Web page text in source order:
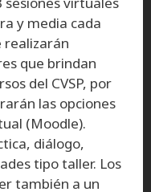
y media cada
realizarán
que brindan
del CVSP, por
las opciones
(Moodle).
diálogo,
tipo taller. Los
también a un